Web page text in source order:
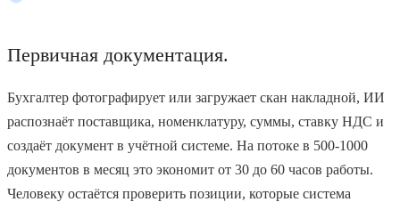
Первичная документация.
Бухгалтер фотографирует или загружает скан накладной, ИИ
распознаёт поставщика, номенклатуру, суммы, ставку НДС и
создаёт документ в учётной системе. На потоке в 500-1000
документов в месяц это экономит от 30 до 60 часов работы.
Человеку остаётся проверить позиции, которые система